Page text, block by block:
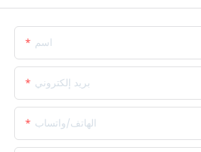
اسم
بريد إلكتروني
الهاتف/واتساب